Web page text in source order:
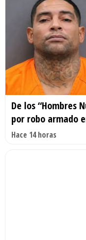
De los “Hombres
por robo armado
Hace 14 horas